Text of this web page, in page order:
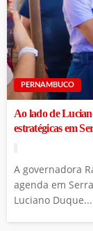
PERNAMBUCO
Ao lado de
estratégicas em
A governadora
agenda em
Luciano